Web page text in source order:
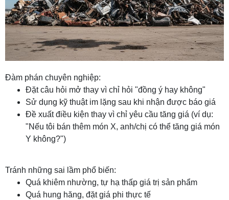
Đàm phán chuyên nghiệp:
Đặt câu hỏi mở thay vì chỉ hỏi "đồng ý hay không"
Sử dụng kỹ thuật im lặng sau khi nhận được báo giá
Đề xuất điều kiện thay vì chỉ yêu cầu tăng giá (ví dụ:
"Nếu tôi bán thêm món X, anh/chị có thể tăng giá món
Y không?")
Tránh những sai lầm phổ biến:
Quá khiêm nhường, tự hạ thấp giá trị sản phẩm
Quá hung hăng, đặt giá phi thực tế